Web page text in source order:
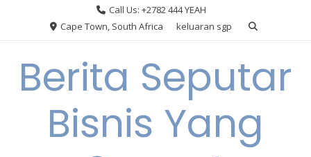
Call Us: +2782 444 YEAH
Cape Town, South Africa
keluaran sgp
Berita Seputar
Bisnis Yang